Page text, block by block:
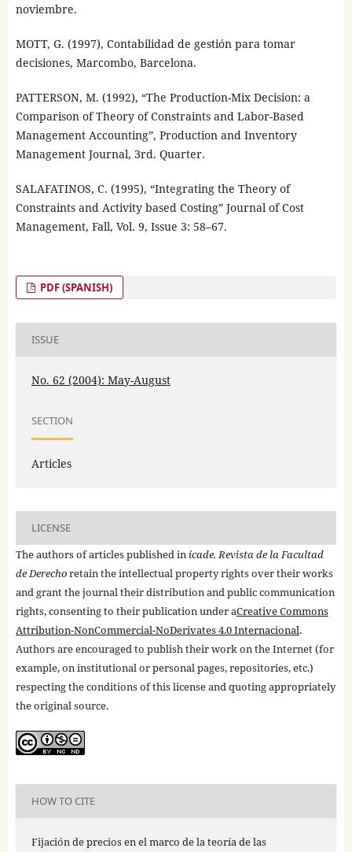
noviembre.
MOTT, G. (1997), Contabilidad de gestión para tomar
decisiones, Marcombo, Barcelona.
PATTERSON, M. (1992), “The Production-Mix Decision: a
Comparison of Theory of Constraints and Labor-Based
Management Accounting”, Production and Inventory
Management Journal, 3rd. Quarter.
SALAFATINOS, C. (1995), “Integrating the Theory of
Constraints and Activity based Costing” Journal of Cost
Management, Fall, Vol. 9, Issue 3: 58–67.
PDF (SPANISH)
ISSUE
No. 62 (2004): May-August
SECTION
Articles
LICENSE
The authors of articles published in icade. Revista de la Facultad
de Derechoretain the intellectual property rights over their works
and grant the journal their distribution and public communication
rights, consenting to their publication under aCreative Commons
Attribution-NonCommercial-NoDerivates 4.0 Internacional.
Authors are encouraged to publish their work on the Internet (for
example, on institutional or personal pages, repositories, etc.)
respecting the conditions of this license and quoting appropriately
the original source.
HOW TO CITE
Fijación de precios en el marco de la teoría de las